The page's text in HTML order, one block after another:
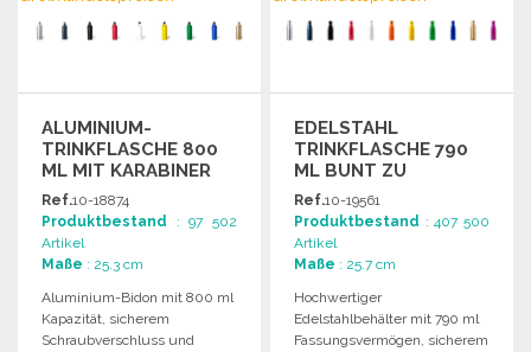
ALUMINIUM-
TRINKFLASCHE 800
ML MIT KARABINER
Ref.10-18874
Produktbestand : 97 502
Artikel
Maße : 25.3 cm
Aluminium-Bidon mit 800 ml
Kapazität, sicherem
Schraubverschluss und
EDELSTAHL
TRINKFLASCHE 790
ML BUNT ZU
GROSSHANDELSPREISEN
Ref.10-19561
Produktbestand : 407 500
Artikel
Maße : 25.7 cm
Hochwertiger
Edelstahlbehälter mit 790 ml
Fassungsvermögen, sicherem